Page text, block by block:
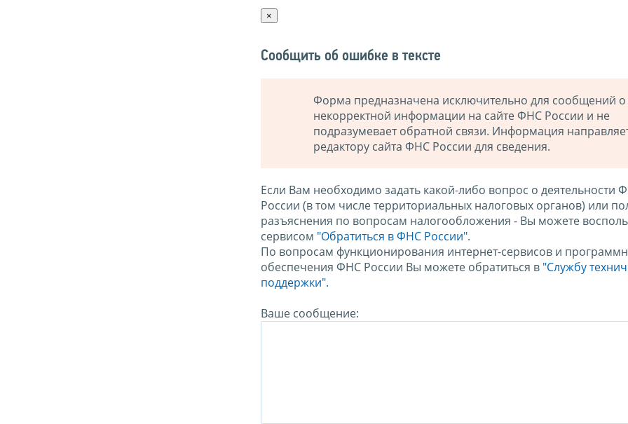
×
Сообщить об ошибке в тексте
Форма предназначена исключительно для сообщений о
некорректной информации на сайте ФНС России и не
подразумевает обратной связи. Информация
редактору сайта ФНС России для сведения.
Если Вам необходимо задать какой-либо вопрос о деятельности
России (в том числе территориальных налоговых органов) или
разъяснения по вопросам налогообложения - Вы можете
сервисом "Обратиться в ФНС России".
По вопросам функционирования интернет-сервисов и
обеспечения ФНС России Вы можете обратиться в "Службу
поддержки".
Ваше сообщение: